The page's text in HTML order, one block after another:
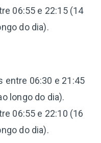
06:55 e 22:15 (14
do dia).
entre 06:30 e 21:45
longo do dia).
06:55 e 22:10 (16
do dia).